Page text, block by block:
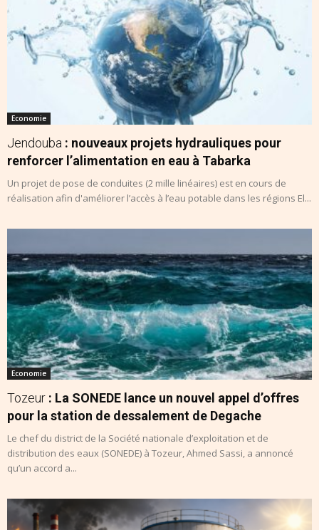
Economie
Jendouba : nouveaux projets hydrauliques pour
renforcer l’alimentation en eau à Tabarka
Un projet de pose de conduites (2 mille linéaires) est en cours de
réalisation afin d'améliorer l’accès à l’eau potable dans les régions El...
Economie
Tozeur : La SONEDE lance un nouvel appel d’offres
pour la station de dessalement de Degache
Le chef du district de la Société nationale d’exploitation et de
distribution des eaux (SONEDE) à Tozeur, Ahmed Sassi, a annoncé
qu’un accord a...